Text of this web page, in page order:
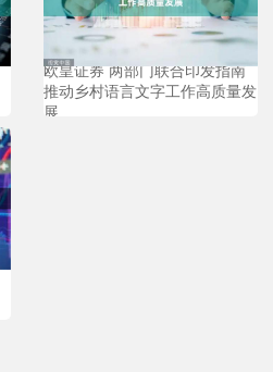
欧皇证券 两部门联合印发指南
推动乡村语言文字工作高质量发
展